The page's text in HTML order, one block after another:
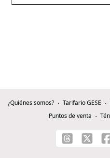
¿Quiénes somos? Tarifario GESE
Puntos de venta